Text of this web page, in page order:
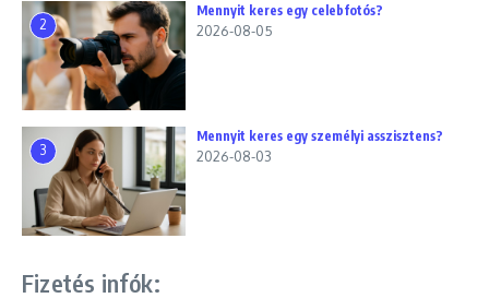
2
Mennyit keres egy celebfotós?
2026-08-05
3
Mennyit keres egy személyi asszisztens?
2026-08-03
Fizetés infók: